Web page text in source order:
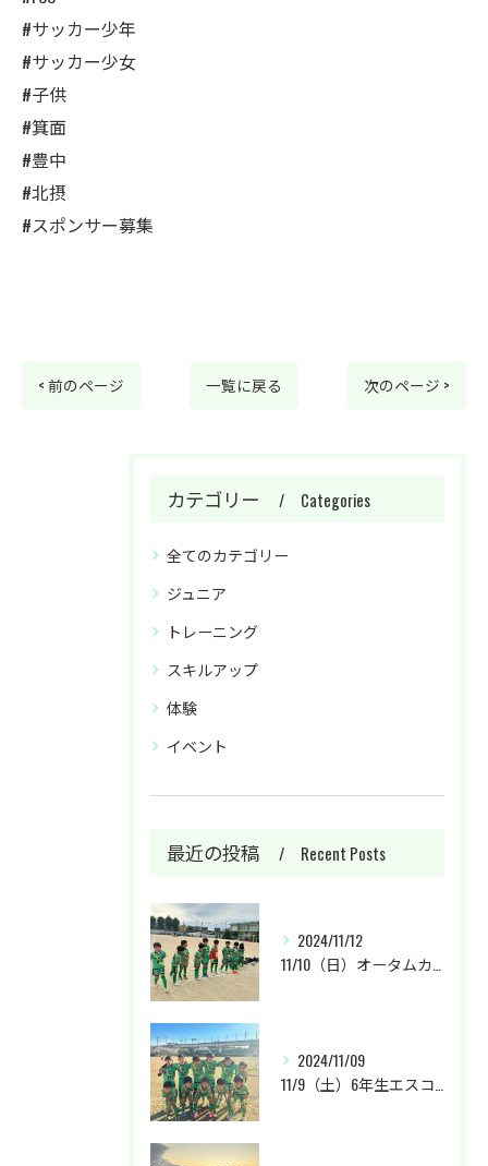
#サッカー少年
#サッカー少女
#子供
#箕面
#豊中
#北摂
#スポンサー募集
< 前のページ 一覧に戻る 次のページ >
カテゴリー Categories
全てのカテゴリー
ジュニア
トレーニング
スキルアップ
体験
イベント
最近の投稿 Recent Posts
2024/11/12
2024/11/09